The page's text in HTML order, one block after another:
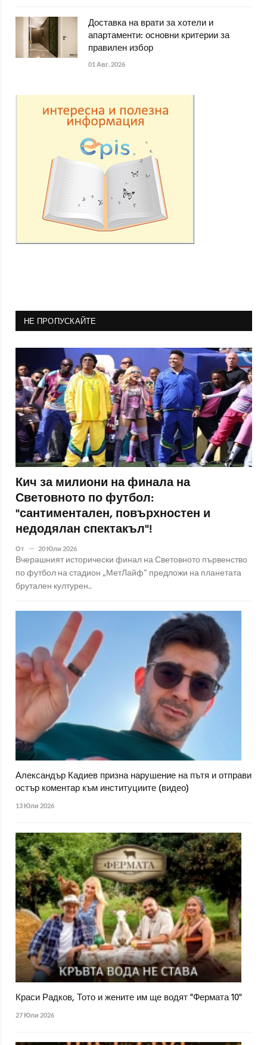
Доставка на врати за хотели и
апартаменти: основни критерии за
правилен избор
01 Авг. 2026
НЕ ПРОПУСКАЙТЕ
Кич за милиони на финала на
Световното по футбол:
"сантиментален, повърхностен и
недодялан спектакъл"!
От 20 Юли 2026
Вчерашният исторически финал на Световното първенство
по футбол на стадион „МетЛайф“ предложи на планетата
брутален културен..
Александър Кадиев призна нарушение на пътя и отправи
остър коментар към институциите (видео)
13 Юли 2026
Краси Радков, Тото и жените им ще водят "Фермата 10"
27 Юли 2026